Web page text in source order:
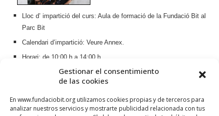
Gestionar el consentimiento
de las cookies
En www.fundaciobit.org utilizamos cookies propias y de terceros para
analizar nuestros servicios y mostrarte publicidad relacionada con tus
Lloc d’ impartició del curs: Aula de formació de la Fundació Bit al
Parc Bit
Calendari d’impartició: Veure Annex.
Horari: de 10:00 h a 14:00 h
Data d’impartició del curs: Dues sessions: octubre- desembre i
gener – març.Seguir llegint